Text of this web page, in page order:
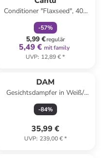
Conditioner "Flaxseed", 400
ml
-57%
5,99 €regulär
5,49 € mit family
UVP: 12,89 €*
DAM
Gesichtsdampfer in Weiß/
Pink
-84%
35,99 €
UVP: 239,00 €*